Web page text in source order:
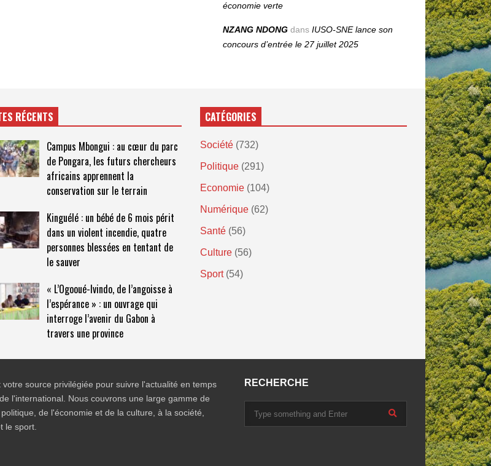
économie verte
NZANG NDONG dansIUSO‑SNE lance son
concours d’entrée le 27 juillet 2025
RÉCENTS
Campus Mbongui : au cœur du parc
de Pongara, les futurs chercheurs
africains apprennent la
conservation sur le terrain
Kinguélé : un bébé de 6 mois périt
dans un violent incendie, quatre
personnes blessées en tentant de
le sauver
« L’Ogooué-Ivindo, de l’angoisse à
l’espérance » : un ouvrage qui
interroge l’avenir du Gabon à
travers une province
CATÉGORIES
Société (732)
Politique (291)
Economie (104)
Numérique (62)
Santé (56)
Culture (56)
Sport (54)
votre source privilégiée pour suivre l'actualité en temps
l'international. Nous couvrons une large gamme de
de l'économie et de la culture, à la société,
le sport.
RECHERCHE